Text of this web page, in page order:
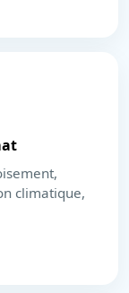
climatique,